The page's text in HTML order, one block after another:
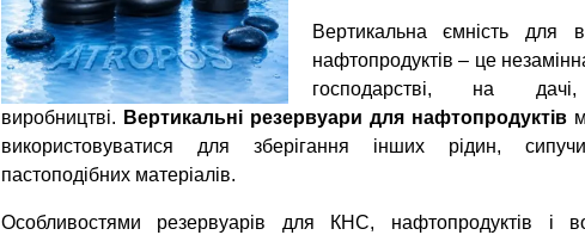
Вертикальна ємність для
нафтопродуктів – це
господарстві, на
виробництві. Вертикальні резервуари для нафтопродуктів
використовуватися для зберігання інших рідин,
пастоподібних матеріалів.
Особливостями резервуарів для КНС, нафтопродуктів і